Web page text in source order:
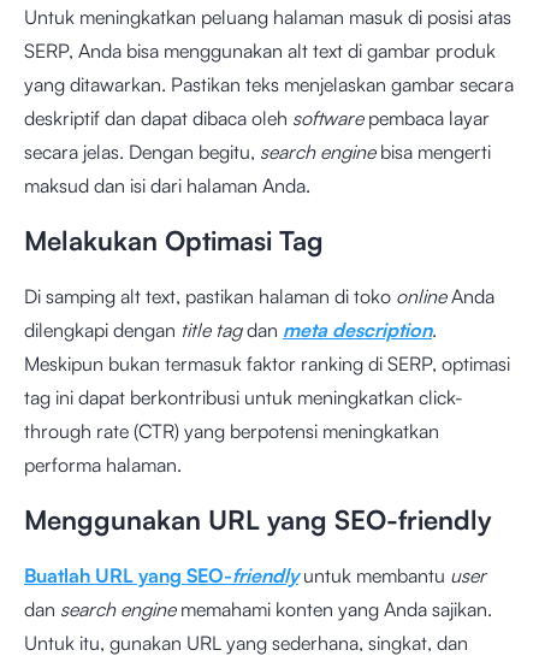
Untuk meningkatkan peluang halaman masuk di posisi atas
SERP, Anda bisa menggunakan alt text di gambar produk
yang ditawarkan. Pastikan teks menjelaskan gambar secara
deskriptif dan dapat dibaca oleh softwarepembaca layar
secara jelas. Dengan begitu, search enginebisa mengerti
maksud dan isi dari halaman Anda.
Melakukan Optimasi Tag
Di samping alt text, pastikan halaman di toko onlineAnda
dilengkapi dengan title tagdan meta description.
Meskipun bukan termasuk faktor ranking di SERP, optimasi
tag ini dapat berkontribusi untuk meningkatkan click-
through rate (CTR) yang berpotensi meningkatkan
performa halaman.
Menggunakan URL yang SEO-friendly
Buatlah URL yang SEO-friendlyuntuk membantu user
dan search enginememahami konten yang Anda sajikan.
Untuk itu, gunakan URL yang sederhana, singkat, dan